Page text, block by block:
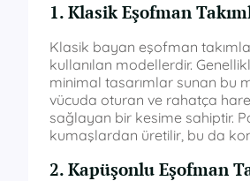
1. Klasik Eşofman
Klasik bayan eşofman
kullanılan modellerdir.
minimal tasarımlar sunan bu
vücuda oturan ve rahatça
sağlayan bir kesime sahiptir.
kumaşlardan üretilir, bu da
2. Kapüşonlu Eşofman